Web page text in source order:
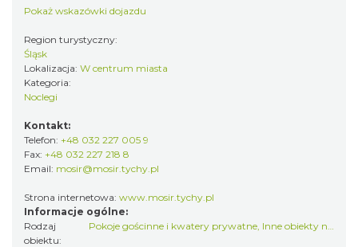
Pokaż wskazówki dojazdu
Region turystyczny:
Śląsk
Lokalizacja: W centrum miasta
Kategoria:
Noclegi
Kontakt:
Telefon: +48 032 227 005 9
Fax: +48 032 227 218 8
Email: mosir@mosir.tychy.pl
Strona internetowa: www.mosir.tychy.pl
Informacje ogólne:
Rodzaj
obiektu:
Pokoje gościnne i kwatery prywatne, Inne obiekty noclegowe